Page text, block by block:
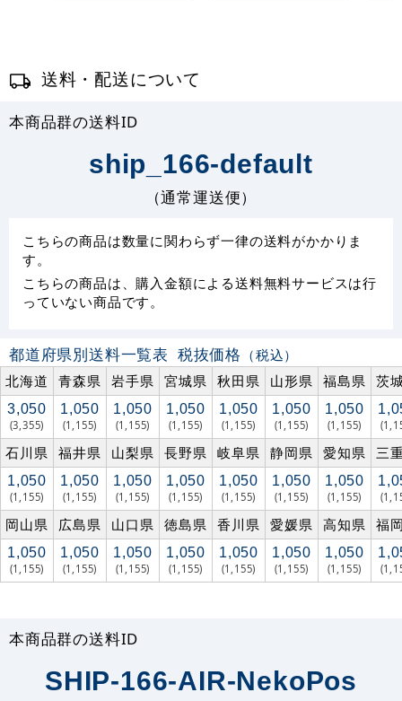
送料・配送について
本商品群の送料ID
ship_166-default
（通常運送便）
こちらの商品は数量に関わらず一律の送料がかかりま
す。
こちらの商品は、購入金額による送料無料サービスは行
っていない商品です。
都道府県別送料一覧表 税抜価格 （税込）
北海道
青森県 岩手県 宮城県 秋田県 山形県 福島県 茨
3,050
(3,355)
1,050
(1,155)
1,050
(1,155)
1,050
(1,155)
1,050
(1,155)
1,050
(1,155)
1,050
(1,155)
石川県 福井県 山梨県 長野県 岐阜県 静岡県 愛知県 三
1,050
(1,155)
1,050
(1,155)
1,050
(1,155)
1,050
(1,155)
1,050
(1,155)
1,050
(1,155)
1,050
(1,155)
岡山県 広島県 山口県 徳島県 香川県 愛媛県 高知県 福
1,050
(1,155)
1,050
(1,155)
1,050
(1,155)
1,050
(1,155)
1,050
(1,155)
1,050
(1,155)
1,050
(1,155)
本商品群の送料ID
SHIP-166-AIR-NekoPos